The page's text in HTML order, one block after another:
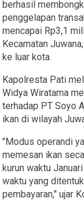
berhasil
penggelapan
mencapai Rp3,1
Kecamatan
ke luar kota.
Kapolresta Pati
Widya Wiratama
terhadap PT Soyo
ikan di wilayah
"Modus operandi
memesan ikan
kurun waktu
waktu yang
pembayaran," ujar